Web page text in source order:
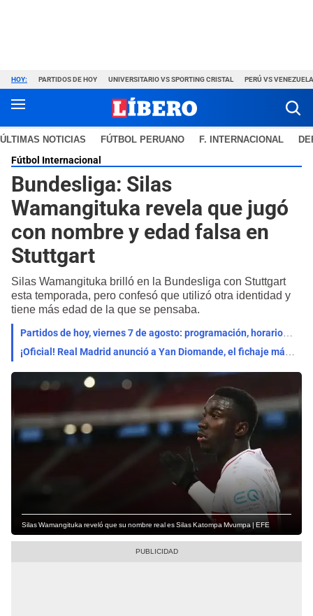
HOY: PARTIDOS DE HOY UNIVERSITARIO VS SPORTING CRISTAL PERÚ VS VENEZUELA
ÚLTIMAS NOTICIAS FÚTBOL PERUANO F. INTERNACIONAL
Fútbol Internacional
Bundesliga: Silas
Wamangituka revela que jugó
con nombre y edad falsa en
Stuttgart
Silas Wamangituka brilló en la Bundesliga con Stuttgart
esta temporada, pero confesó que utilizó otra identidad y
tiene más edad de la que se pensaba.
Partidos de hoy, viernes 7 de agosto: programación, horarios y canales para ver fútbol GRATIS
¡Oficial! Real Madrid anunció a Yan Diomande, el fichaje más caro de su historia: ¿Cuánto pagó?
Silas Wamangituka reveló que su nombre real es Silas Katompa Mvumpa | EFE